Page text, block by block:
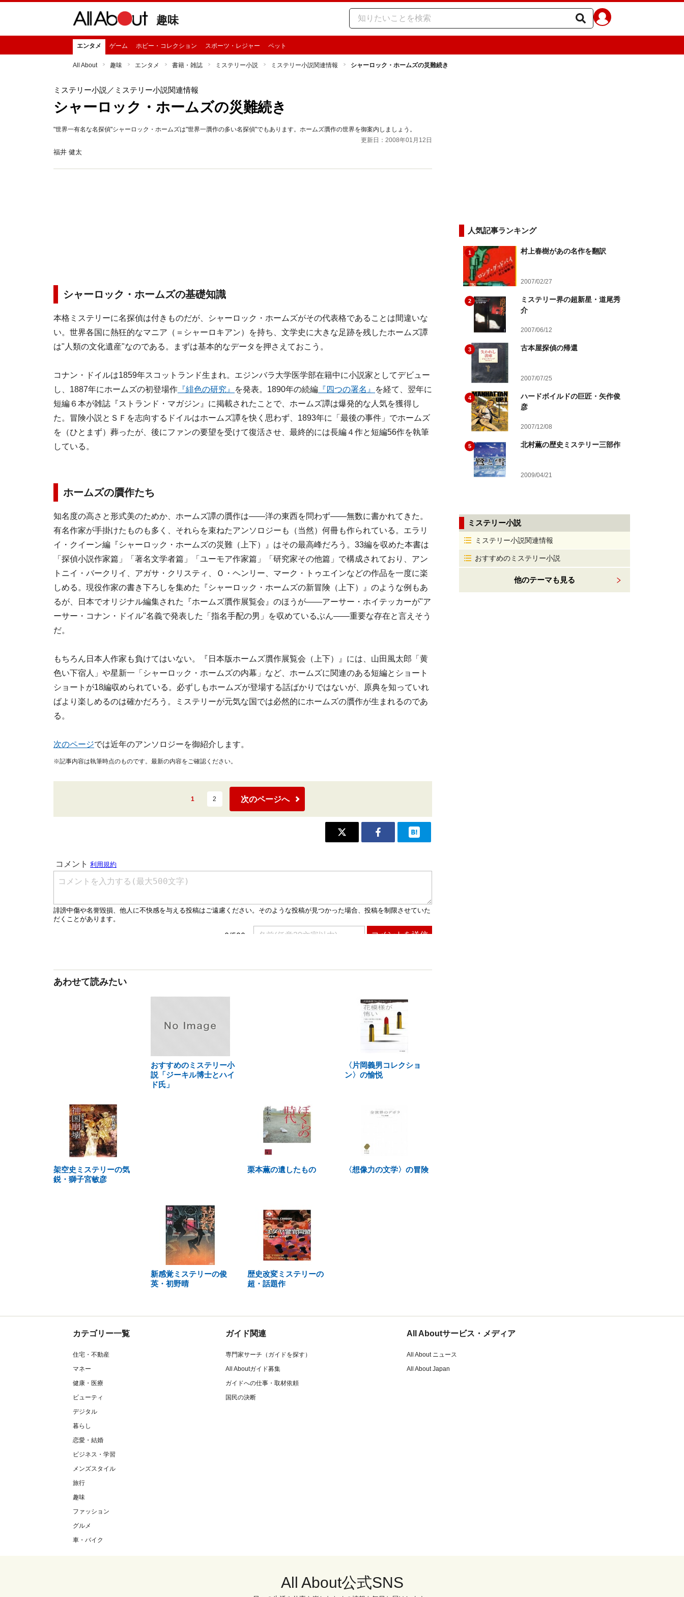
趣味
エンタメ ゲーム ホビー・コレクション スポーツ・レジャー ペット
All About 趣味 エンタメ 書籍・雑誌 ミステリー小説 ミステリー小説関連情報 シャーロック・ホームズの災難続き
ミステリー小説 ／ミステリー小説関連情報
シャーロック・ホームズの災難続き
"世界一有名な名探偵"シャーロック・ホームズは"世界一贋作の多い名探偵"でもあります。ホームズ贋作の世界を御案内しましょう。
更新日：2008年01月12日
福井 健太
シャーロック・ホームズの基礎知識
本格ミステリーに名探偵は付きものだが、シャーロック・ホームズがその代表格であることは間違いな
い。世界各国に熱狂的なマニア（＝シャーロキアン）を持ち、文学史に大きな足跡を残したホームズ譚
は"人類の文化遺産"なのである。まずは基本的なデータを押さえておこう。
コナン・ドイルは1859年スコットランド生まれ。エジンバラ大学医学部在籍中に小説家としてデビュー
し、1887年にホームズの初登場作 『緋色の研究』 を発表。1890年の続編 『四つの署名』
を経て、翌年に
短編６本が雑誌『ストランド・マガジン』に掲載されたことで、ホームズ譚は爆発的な人気を獲得し
た。冒険小説とＳＦを志向するドイルはホームズ譚を快く思わず、1893年に「最後の事件」でホームズ
を（ひとまず）葬ったが、後にファンの要望を受けて復活させ、最終的には長編４作と短編56作を執筆
している。
ホームズの贋作たち
知名度の高さと形式美のためか、ホームズ譚の贋作は――洋の東西を問わず――無数に書かれてきた。
有名作家が手掛けたものも多く、それらを束ねたアンソロジーも（当然）何冊も作られている。エラリ
イ・クイーン編『シャーロック・ホームズの災難（上下）』はその最高峰だろう。33編を収めた本書は
「探偵小説作家篇」「著名文学者篇」「ユーモア作家篇」「研究家その他篇」で構成されており、アン
トニイ・バークリイ、アガサ・クリスティ、Ｏ・ヘンリー、マーク・トゥエインなどの作品を一度に楽
しめる。現役作家の書き下ろしを集めた『シャーロック・ホームズの新冒険（上下）』のような例もあ
るが、日本でオリジナル編集された『ホームズ贋作展覧会』のほうが――アーサー・ホイテッカーが"ア
ーサー・コナン・ドイル"名義で発表した「指名手配の男」を収めているぶん――重要な存在と言えそう
だ。
もちろん日本人作家も負けてはいない。『日本版ホームズ贋作展覧会（上下）』には、山田風太郎「黄
色い下宿人」や星新一「シャーロック・ホームズの内幕」など、ホームズに関連のある短編とショート
ショートが18編収められている。必ずしもホームズが登場する話ばかりではないが、原典を知っていれ
ばより楽しめるのは確かだろう。ミステリーが元気な国では必然的にホームズの贋作が生まれるのであ
る。
次のページでは近年のアンソロジーを御紹介します。
※記事内容は執筆時点のものです。最新の内容をご確認ください。
1 2 次のページへ
あわせて読みたい
おすすめのミステリー小
説「ジーキル博士とハイ
ド氏」
〈片岡義男コレクショ
ン〉の愉悦
架空史ミステリーの気
鋭・獅子宮敏彦
栗本薫の遺したもの 〈想像力の文学〉の冒険
新感覚ミステリーの俊
英・初野晴
歴史改変ミステリーの
超・話題作
人気記事ランキング
1 村上春樹があの名作を翻訳
2007/02/27
2
ミステリー界の超新星・道尾秀
介
2007/06/12
3 古本屋探偵の帰還
2007/07/25
4
ハードボイルドの巨匠・矢作俊
彦
2007/12/08
5 北村薫の歴史ミステリー三部作
2009/04/21
ミステリー小説
ミステリー小説関連情報
おすすめのミステリー小説
他のテーマも見る
カテゴリー一覧
住宅・不動産
マネー
健康・医療
ビューティ
デジタル
暮らし
恋愛・結婚
ビジネス・学習
メンズスタイル
旅行
趣味
ファッション
グルメ
車・バイク
ガイド関連
専門家サーチ（ガイドを探す）
All Aboutガイド募集
ガイドへの仕事・取材依頼
国民の決断
All Aboutサービス・メディア
All About ニュース
All About Japan
All About公式SNS